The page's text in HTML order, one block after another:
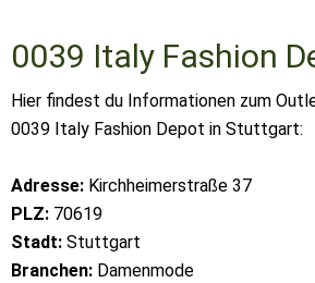
0039 Italy Fashion
Hier findest du Informationen zum
0039 Italy Fashion Depot in Stuttgart:
Adresse: Kirchheimerstraße 37
PLZ: 70619
Stadt: Stuttgart
Branchen: Damenmode